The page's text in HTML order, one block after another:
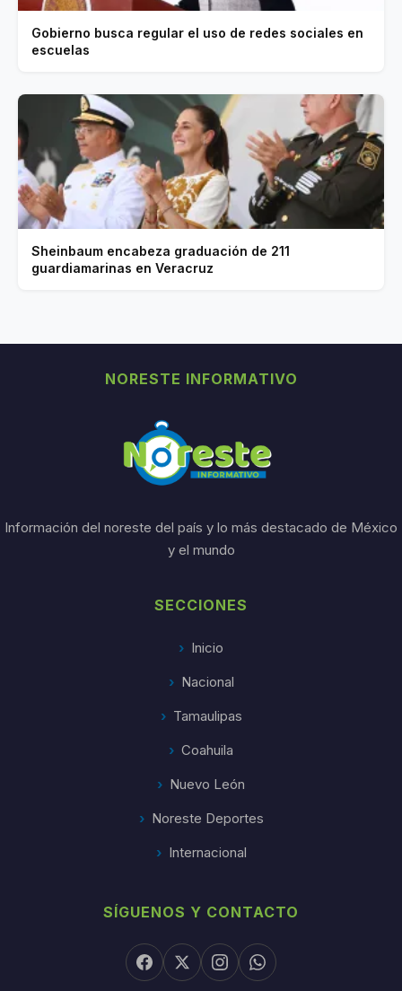
Gobierno busca regular el uso de redes sociales en
escuelas
Sheinbaum encabeza graduación de 211
guardiamarinas en Veracruz
NORESTE INFORMATIVO
Información del noreste del país y lo más destacado de México
y el mundo
SECCIONES
Inicio
Nacional
Tamaulipas
Coahuila
Nuevo León
Noreste Deportes
Internacional
SÍGUENOS Y CONTACTO